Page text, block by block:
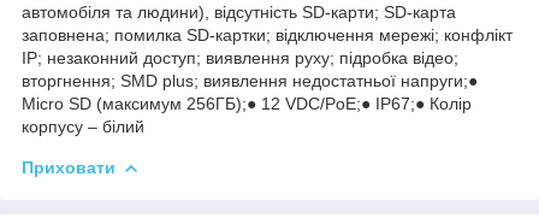
автомобіля та людини), відсутність SD-карти; SD-карта
заповнена; помилка SD-картки; відключення мережі; конфлікт
IP; незаконний доступ; виявлення руху; підробка відео;
вторгнення; SMD plus; виявлення недостатньої напруги;●
Micro SD (максимум 256ГБ);● 12 VDC/PoE;● IP67;● Колір
корпусу – білий
Приховати